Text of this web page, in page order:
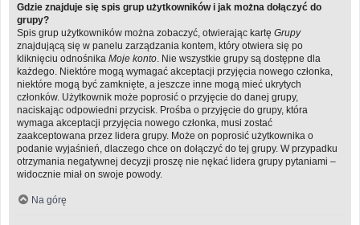
Gdzie znajduje się spis grup użytkowników i jak można dołączyć do
grupy?
Spis grup użytkowników można zobaczyć, otwierając kartę Grupy
znajdującą się w panelu zarządzania kontem, który otwiera się po
kliknięciu odnośnika Moje konto . Nie wszystkie grupy są dostępne dla
każdego. Niektóre mogą wymagać akceptacji przyjęcia nowego członka,
niektóre mogą być zamknięte, a jeszcze inne mogą mieć ukrytych
członków. Użytkownik może poprosić o przyjęcie do danej grupy,
naciskając odpowiedni przycisk. Prośba o przyjęcie do grupy, która
wymaga akceptacji przyjęcia nowego członka, musi zostać
zaakceptowana przez lidera grupy. Może on poprosić użytkownika o
podanie wyjaśnień, dlaczego chce on dołączyć do tej grupy. W przypadku
otrzymania negatywnej decyzji proszę nie nękać lidera grupy pytaniami –
widocznie miał on swoje powody.
Na górę